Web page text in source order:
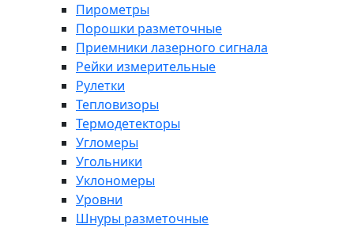
Пирометры
Порошки разметочные
Приемники лазерного сигнала
Рейки измерительные
Рулетки
Тепловизоры
Термодетекторы
Угломеры
Угольники
Уклономеры
Уровни
Шнуры разметочные